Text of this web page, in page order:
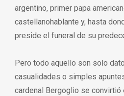
argentino, primer papa
castellanohablante y, hasta
preside el funeral de su
Pero todo aquello son solo
casualidades o simples
cardenal Bergoglio se convirtió